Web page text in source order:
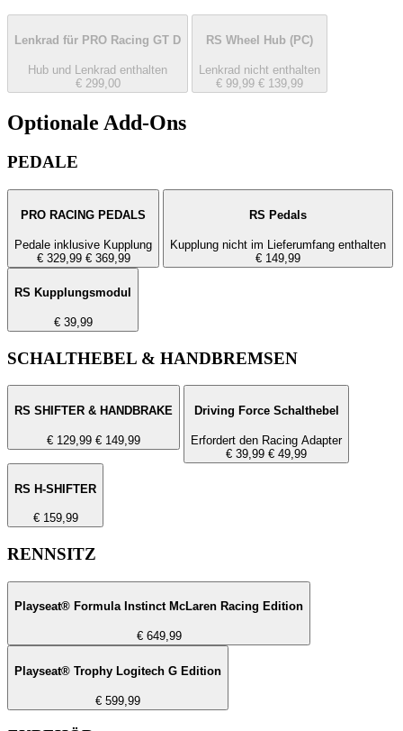
Lenkrad für PRO Racing GT D
Hub und Lenkrad enthalten
€ 299,00
RS Wheel Hub (PC)
Lenkrad nicht enthalten
€ 99,99 € 139,99
Optionale Add-Ons
PEDALE
PRO RACING PEDALS
Pedale inklusive Kupplung
€ 329,99 € 369,99
RS Pedals
Kupplung nicht im Lieferumfang enthalten
€ 149,99
RS Kupplungsmodul
€ 39,99
SCHALTHEBEL & HANDBREMSEN
RS SHIFTER & HANDBRAKE
€ 129,99 € 149,99
Driving Force Schalthebel
Erfordert den Racing Adapter
€ 39,99 € 49,99
RS H-SHIFTER
€ 159,99
RENNSITZ
Playseat® Formula Instinct McLaren Racing Edition
€ 649,99
Playseat® Trophy Logitech G Edition
€ 599,99